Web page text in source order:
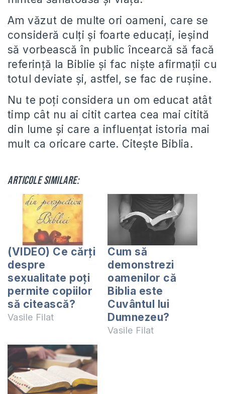
Am văzut de multe ori oameni, care se
consideră culți și foarte educați, ieșind
să vorbească în public încearcă să facă
referință la Biblie și fac niște afirmații cu
totul deviate și, astfel, se fac de rușine.
Nu te poți considera un om educat atât
timp cât nu ai citit cartea cea mai citită
din lume și care a influențat istoria mai
mult ca oricare carte. Citește Biblia.
Articole similare:
(VIDEO) Ce cărți
despre
sexualitate poți
permite copiilor
să citească?
Vasile Filat
Cum să
demonstrezi
oamenilor că
Biblia este
Cuvântul lui
Dumnezeu?
Vasile Filat